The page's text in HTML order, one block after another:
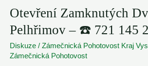
Otevření Zamknutých
Pelhřimov – ☎️ 721 145
Diskuze / Zámečnická Pohotovost Kraj
Zámečnická Pohotovost